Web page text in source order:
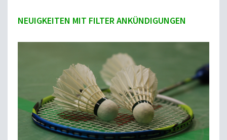
NEUIGKEITEN MIT FILTER ANKÜNDIGUNGEN